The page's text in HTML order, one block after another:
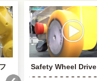
Safety Wheel Drive